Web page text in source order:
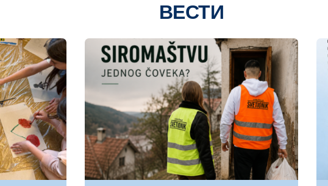
ВЕСТИ